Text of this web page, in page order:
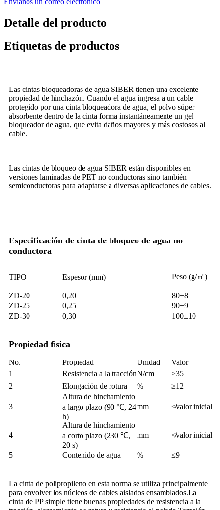
Envíanos un correo electrónico
Detalle del producto
Etiquetas de productos
Las cintas bloqueadoras de agua SIBER tienen una excelente
propiedad de hinchazón. Cuando el agua ingresa a un cable
protegido por una cinta bloqueadora de agua, el polvo súper
absorbente dentro de la cinta forma instantáneamente un gel
bloqueador de agua, que evita daños mayores y más costosos al
cable.
Las cintas de bloqueo de agua SIBER están disponibles en
versiones laminadas de PET no conductoras sino también
semiconductoras para adaptarse a diversas aplicaciones de cables.
Especificación de cinta de bloqueo de agua no
conductora
TIPO Espesor (mm) Peso (g/㎡)
ZD-20 0,20
80±8
ZD-25
0,25
90±9
ZD-30
0,30 100±10
Propiedad fisica
No. Propiedad Unidad
Valor
1
Resistencia a la tracciónN/cm
≥35
2
Elongación de rotura % ≥12
3
Altura de hinchamiento
a largo plazo (90 ℃, 24
h)
mm ≮valor inicial
4
Altura de hinchamiento
a corto plazo (230 ℃,
20 s)
mm ≮valor inicial
5 Contenido de agua % ≤9
La cinta de polipropileno en esta norma se utiliza principalmente
para envolver los núcleos de cables aislados ensamblados.La
cinta de PP simple tiene buenas propiedades de resistencia a la